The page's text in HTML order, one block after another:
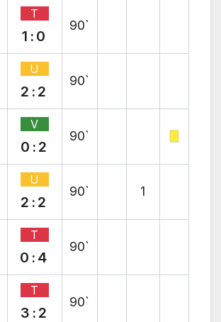
T
1:0
90`
U
2:2
90`
V
0:2
90`
U
2:2
90` 1
T
0:4
90`
T
3:2
90`